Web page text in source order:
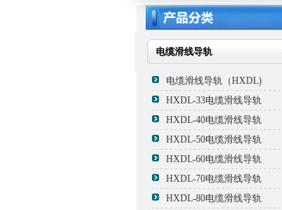
电缆滑线导轨
电缆滑线导轨（HXDL)
HXDL-33电缆滑线导轨
HXDL-40电缆滑线导轨
HXDL-50电缆滑线导轨
HXDL-60电缆滑线导轨
HXDL-70电缆滑线导轨
HXDL-80电缆滑线导轨